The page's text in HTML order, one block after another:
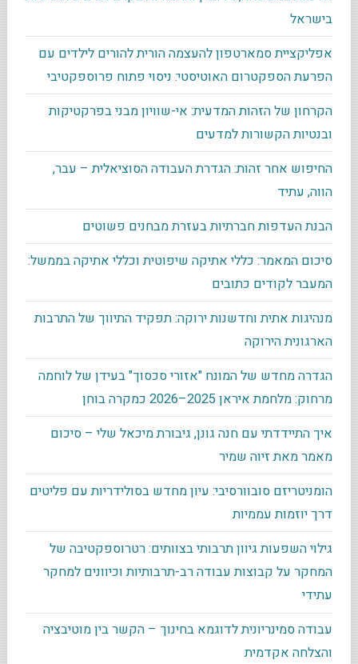
בישראל
אפליקציית סמארטפון להעצמה הורית להורים לילדים עם
הפרעת הספקטרום האוטיסטי: ניסוי פתוח פרוספקטיבי
הקרחון של הזהות המדעית: אי-שוויון מבני בפרקטיקות
ובנטיות הקשורות למדעים
החיפוש אחר זהות: הגדרת העבודה הסוציאלית – עבר,
הווה, עתיד
הבנת העדפות חברתיות בעזרת מבחנים פשוטים
סיכום המאמר: כללי אתיקה שיפוטית וכללי אתיקה בממשל:
המעבר לקודים כתובים
מנהיגות אתית וחדשנות ירוקה: תפקיד התיווך של התרבות
הארגונית הירוקה
הגדרה מחדש של המונח "אזורי סכסוך" בעידן של לוחמה
מרחוק: מלחמת איראן 2025–2026 כמקרה בוחן
איך התיידדתי עם חנה גונן, גיבורת מיכאל שלי – סיכום
מאמר מאת זיוה שמיר
הומניטריזם סובוורסיבי: עיון מחדש בסולידריות עם פליטים
דרך יוזמות עממיות
גילוי השפעות גיוון תרבותי בצוותים: רטרוספקטיבה של
המחקר על קבוצות עבודה רב-תרבותיות וכיוונים למחקר
עתידי
עבודה סמינריונית לדוגמא בחינוך – הקשר בין מוטיבציה
והצלחה אקדמית